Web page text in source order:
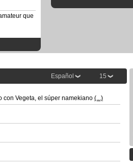
que
15
Español
Vegeta, el súper namekiano (...)